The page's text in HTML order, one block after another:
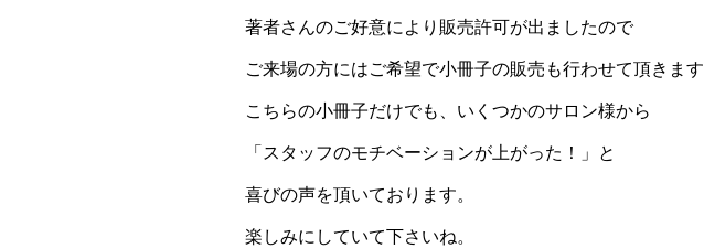
著者さんのご好意により販売許可が出ましたので
ご来場の方にはご希望で小冊子の販売も行わせて頂きます
こちらの小冊子だけでも、いくつかのサロン様から
「スタッフのモチベーションが上がった！」と
喜びの声を頂いております。
楽しみにしていて下さいね。